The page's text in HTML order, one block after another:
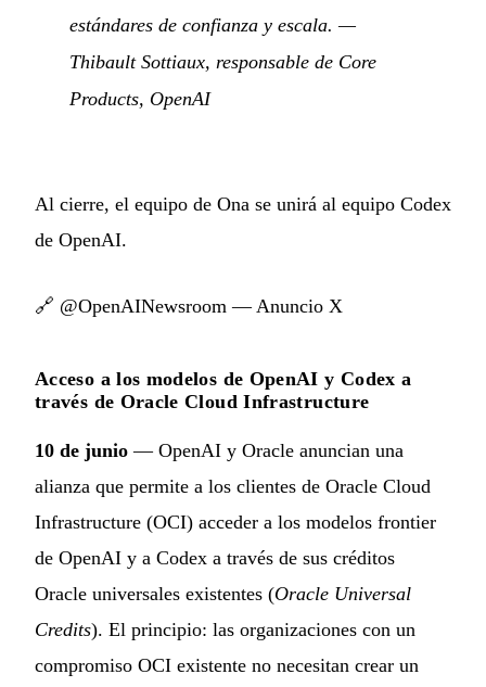
estándares de confianza y escala. —
Thibault Sottiaux, responsable de Core
Products, OpenAI
Al cierre, el equipo de Ona se unirá al equipo Codex
de OpenAI.
🔗 @OpenAINewsroom — Anuncio X
Acceso a los modelos de OpenAI y Codex a
través de Oracle Cloud Infrastructure
10 de junio — OpenAI y Oracle anuncian una
alianza que permite a los clientes de Oracle Cloud
Infrastructure (OCI) acceder a los modelos frontier
de OpenAI y a Codex a través de sus créditos
Oracle universales existentes (Oracle Universal
Credits). El principio: las organizaciones con un
compromiso OCI existente no necesitan crear un